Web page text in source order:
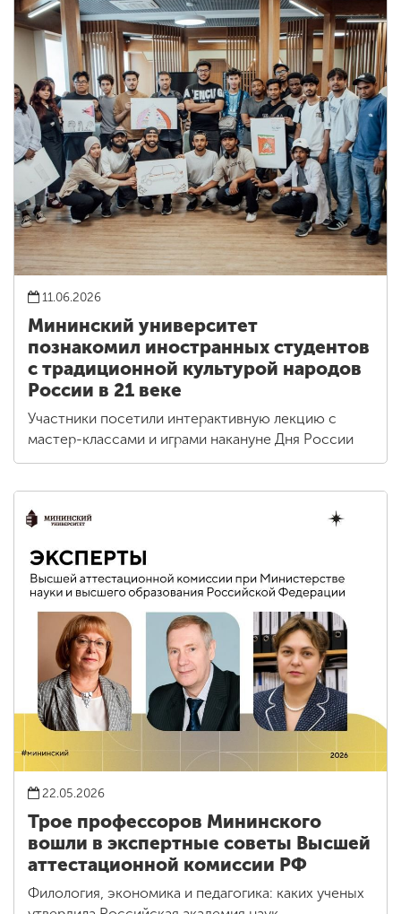
11.06.2026
Мининский университет
познакомил иностранных студентов
с традиционной культурой народов
России в 21 веке
Участники посетили интерактивную лекцию с
мастер-классами и играми накануне Дня России
22.05.2026
Трое профессоров Мининского
вошли в экспертные советы Высшей
аттестационной комиссии РФ
Филология, экономика и педагогика: каких ученых